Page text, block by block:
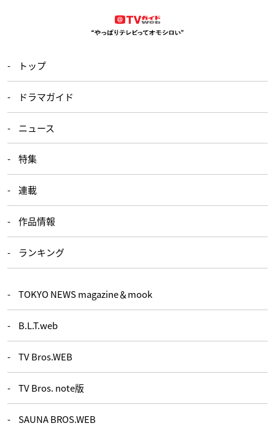
トップ
ドラマガイド
ニュース
特集
連載
作品情報
ランキング
TOKYO NEWS magazine＆mook
B.L.T.web
TV Bros.WEB
TV Bros. note版
SAUNA BROS.WEB